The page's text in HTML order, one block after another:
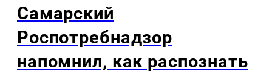
Самарский
Роспотребнадзор
напомнил, как распознать